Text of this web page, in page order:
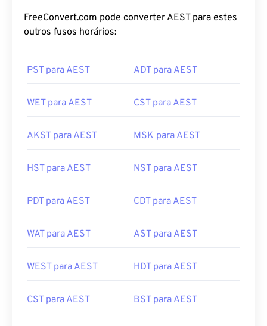
FreeConvert.com pode converter AEST para estes
outros fusos horários:
PST para AEST ADT para AEST
WET para AEST CST para AEST
AKST para AEST MSK para AEST
HST para AEST NST para AEST
PDT para AEST CDT para AEST
WAT para AEST AST para AEST
WEST para AEST HDT para AEST
CST para AEST BST para AEST